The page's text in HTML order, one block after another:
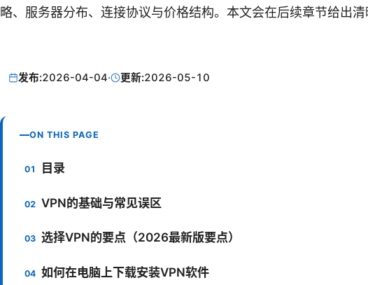
略、服务器分布、连接协议与价格结构。本文会在后续章节给出清
发布:2026-04-04· 更新:2026-05-10
ON THIS PAGE
目录
VPN的基础与常见误区
选择VPN的要点（2026最新版要点）
如何在电脑上下载安装VPN软件